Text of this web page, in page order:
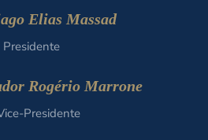
Elias Massad
Presidente
Rogério Marrone
Presidente